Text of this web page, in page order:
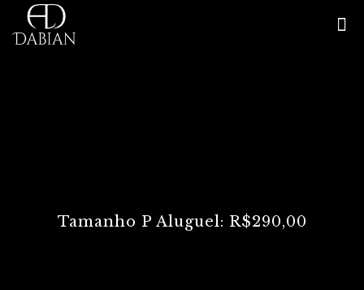
Tamanho P Aluguel: R$290,00